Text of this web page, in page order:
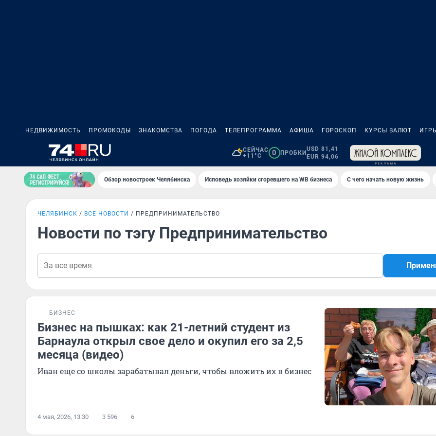
НЕДВИЖИМОСТЬ ПРОМОКОДЫ ЗНАКОМСТВА ПОГОДА ТЕЛЕПРОГРАММА АФИША ГОРОСКОП КУРСЫ ВАЛЮТ
СЕЙЧАС
+11°C
0 ПРОБКИ
USD 81,41
EUR 94,06
Обзор новостроек Челябинска Исповедь хозяйки сгоревшего на WB бизнеса С чего начать новую жизнь
ЧЕЛЯБИНСК ВСЕ НОВОСТИ ПРЕДПРИНИМАТЕЛЬСТВО
Новости по тэгу Предпринимательство
БИЗНЕС
Бизнес на пышках: как 21-летний студент из
Барнаула открыл свое дело и окупил его за 2,5
месяца (видео)
Иван еще со школы зарабатывал деньги, чтобы вложить их в бизнес
4 мая, 2026, 13:30 3 596 6